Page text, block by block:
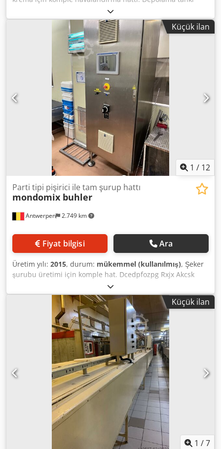
dahil. Kazınmış ısı eşanjörü Mondotherm - Terlet D100
Mondomix havalandırma cihazı VA-15L Soğutucular
Dcsdpfxjzpg Sce Akcjk Pompalar Tam CIP sistemiKüçük ilan
1 / 12
Antwerpen 2.749 km
Parti tipi pişirici ile tam şurup hattı
mondomix buhler
Fiyat bilgisi Ara
Üretim yılı: 2015, durum: mükemmel (kullanılmış), Şeker
şurubu üretimi için komple hat. Dcedpfozpg Rxjx Akcsk
Buhar bağlantılı partili pişirici Stok tankı dahil Ek stok tankı
Terlet - Mondotherm tipinde kazınmış ısı eşanjörü
Mondotherm - Terlet'i soğutmak için DTE soğutucu Ek
olarak, Fatcream için ön karıştırıcı
Küçük ilan
1 /7